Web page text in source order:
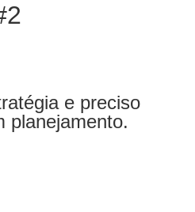
e preciso
planejamento.